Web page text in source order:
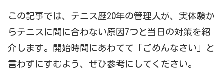
この記事では、テニス歴20年の管理人が、実体験か
らテニスに間に合わない原因7つと当日の対策を紹
介します。開始時間にあわてて「ごめんなさい」と
言わずにすむよう、ぜひ参考にしてください。